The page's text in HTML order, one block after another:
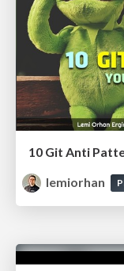
10 Git Anti
lemiorhan